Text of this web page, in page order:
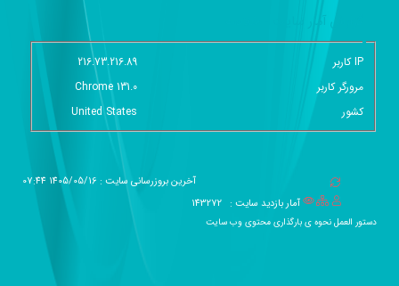
گزارش آمار سایت - خلاصه
IP کاربر
216.73.216.89
مرورگر کاربر
Chrome 131.0
کشور
United States
آخرین بروزرسانی سایت : 1405/05/16 07:44
آمار بازدید سایت : 143272
دستور العمل نحوه ی بارگذاری محتوی وب سایت